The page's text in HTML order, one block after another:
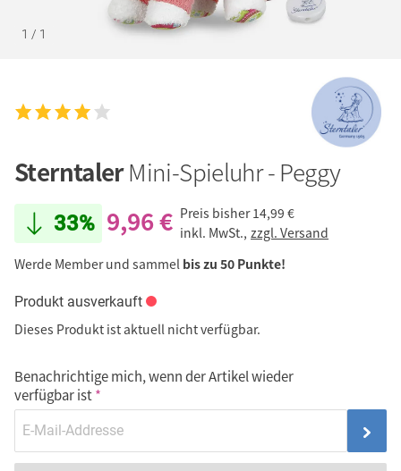
1 / 1
SterntalerMini-Spieluhr - Peggy
33% 9,96 € Preis bisher 14,99 €
inkl. MwSt., zzgl. Versand
Werde Member und sammel bis zu 50 Punkte!
Produkt ausverkauft
Dieses Produkt ist aktuell nicht verfügbar.
Benachrichtige mich, wenn der Artikel wieder
verfügbar ist